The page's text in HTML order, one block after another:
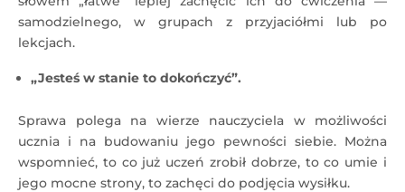
samodzielnego, w grupach z przyjaciółmi lub po
lekcjach.
„Jesteś w stanie to dokończyć”.
Sprawa polega na wierze nauczyciela w możliwości
ucznia i na budowaniu jego pewności siebie. Można
wspomnieć, to co już uczeń zrobił dobrze, to co umie i
jego mocne strony, to zachęci do podjęcia wysiłku.